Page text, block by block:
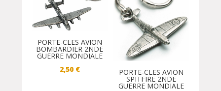
PORTE-CLES AVION
BOMBARDIER 2NDE
GUERRE MONDIALE
2,50 € PORTE-CLES AVION
SPITFIRE 2NDE
GUERRE MONDIALE